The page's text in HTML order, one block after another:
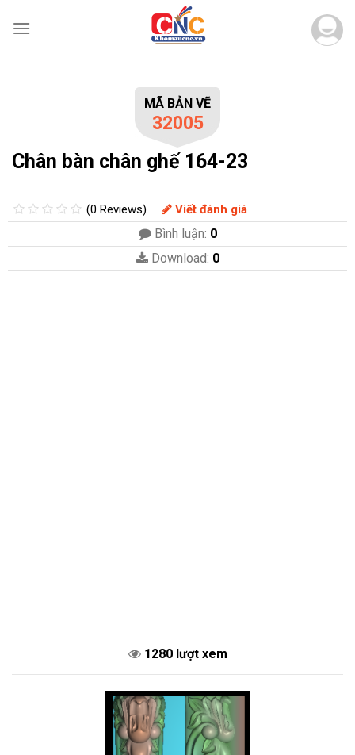
MÃ BẢN VẼ
32005
Chân bàn chân ghế 164-23
(0 Reviews) Viết đánh giá
Bình luận: 0
Download: 0
1280 lượt xem